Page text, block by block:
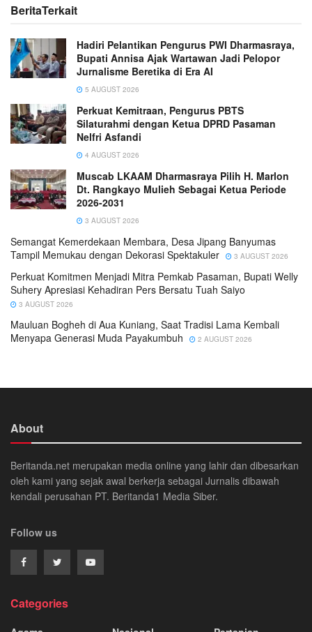
BeritaTerkait
Hadiri Pelantikan Pengurus PWI Dharmasraya,
Bupati Annisa Ajak Wartawan Jadi Pelopor
Jurnalisme Beretika di Era AI
5 AUGUST 2026
Perkuat Kemitraan, Pengurus PBTS
Silaturahmi dengan Ketua DPRD Pasaman
Nelfri Asfandi
4 AUGUST 2026
Muscab LKAAM Dharmasraya Pilih H. Marlon
Dt. Rangkayo Mulieh Sebagai Ketua Periode
2026-2031
3 AUGUST 2026
Semangat Kemerdekaan Membara, Desa Jipang Banyumas
Tampil Memukau dengan Dekorasi Spektakuler
3 AUGUST 2026
Perkuat Komitmen Menjadi Mitra Pemkab Pasaman, Bupati Welly
Suhery Apresiasi Kehadiran Pers Bersatu Tuah Saiyo
3 AUGUST 2026
Mauluan Bogheh di Aua Kuniang, Saat Tradisi Lama Kembali
Menyapa Generasi Muda Payakumbuh
2 AUGUST 2026
About
Beritanda.net merupakan media online yang lahir dan dibesarkan
oleh kami yang sejak awal berkerja sebagai Jurnalis dibawah
kendali perusahan PT. Beritanda1 Media Siber.
Follow us
Categories